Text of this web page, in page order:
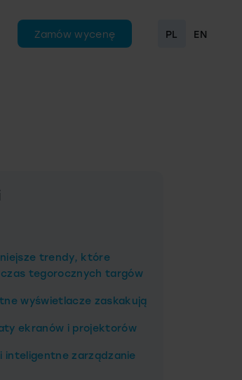
Zamów wycenę PL EN
trendy, które
tegorocznych targów
wyświetlacze zaskakują
ekranów i projektorów
inteligentne zarządzanie